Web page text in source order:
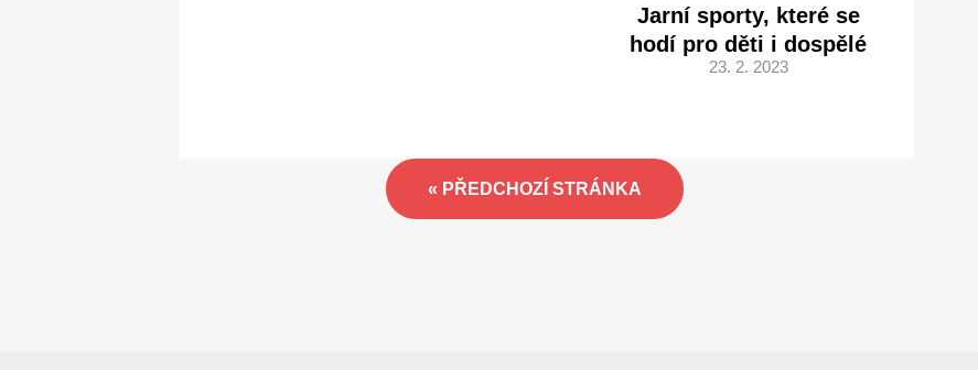
Jarní sporty, které se
hodí pro děti i dospělé
23. 2. 2023
« PŘEDCHOZÍ STRÁNKA